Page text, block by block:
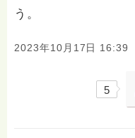
う。
2023年10月17日 16:39
5